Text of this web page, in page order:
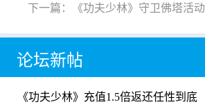
下一篇：
《功夫少林》守卫佛塔活动
论坛新帖
《功夫少林》充值1.5倍返还任性到底